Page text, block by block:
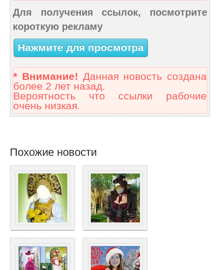
Для получения ссылок, посмотрите
короткую рекламу
Нажмите для просмотра
* Внимание! Данная новость создана
более 2 лет назад.
Вероятность что ссылки рабочие
очень низкая.
Похожие новости